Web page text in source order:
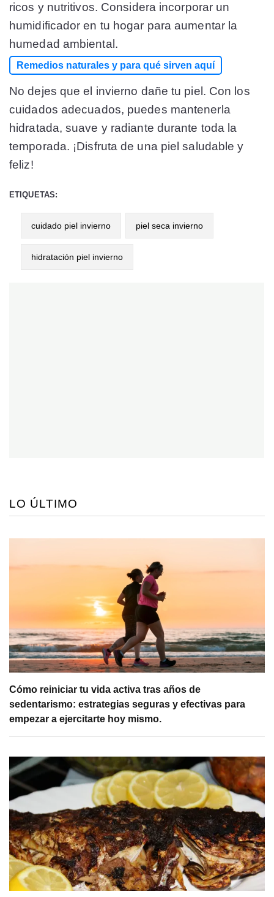
ricos y nutritivos. Considera incorporar un
humidificador en tu hogar para aumentar la
humedad ambiental.
Remedios naturales y para qué sirven aquí
No dejes que el invierno dañe tu piel. Con los
cuidados adecuados, puedes mantenerla
hidratada, suave y radiante durante toda la
temporada. ¡Disfruta de una piel saludable y
feliz!
ETIQUETAS:
cuidado piel invierno piel seca invierno
hidratación piel invierno
LO ÚLTIMO
Cómo reiniciar tu vida activa tras años de
sedentarismo: estrategias seguras y efectivas para
empezar a ejercitarte hoy mismo.